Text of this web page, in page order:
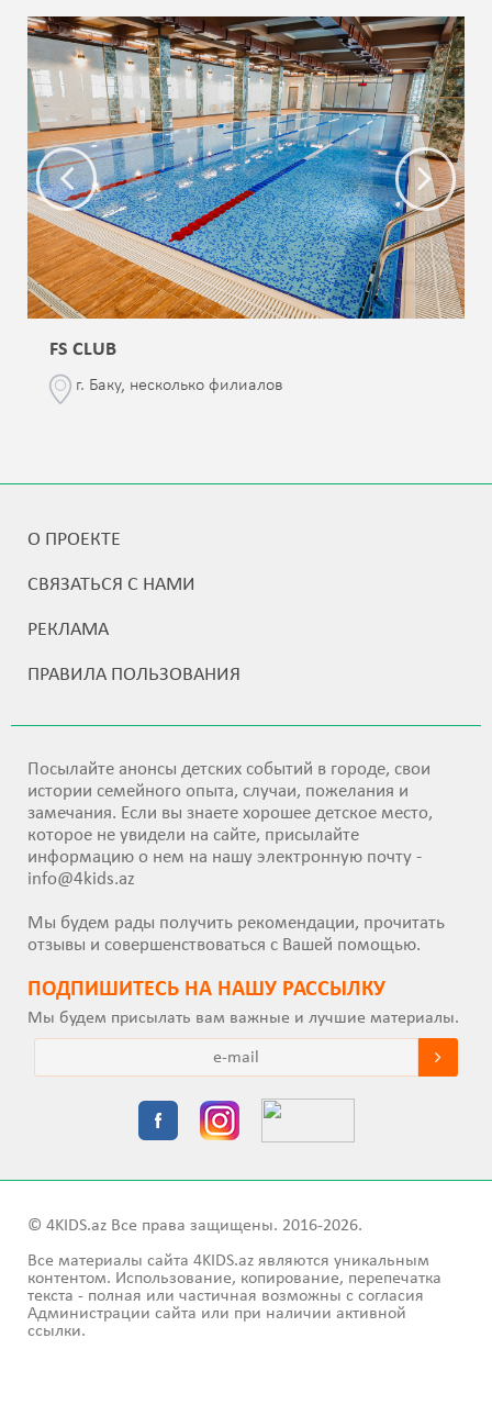
FS CLUB
г. Баку, несколько филиалов
О ПРОЕКТЕ
СВЯЗАТЬСЯ С НАМИ
РЕКЛАМА
ПРАВИЛА ПОЛЬЗОВАНИЯ
Посылайте анонсы детских событий в городе, свои
истории семейного опыта, случаи, пожелания и
замечания. Если вы знаете хорошее детское место,
которое не увидели на сайте, присылайте
информацию о нем на нашу электронную почту -
info@4kids.az
Мы будем рады получить рекомендации, прочитать
отзывы и совершенствоваться с Вашей помощью.
ПОДПИШИТEСЬ НА НАШУ РАССЫЛКУ
Мы будем присылать вам важные и лучшие материалы.
© 4KIDS.az Все права защищены. 2016-2026.
Все материалы сайта 4KIDS.az являются уникальным
контентом. Использование, копирование, перепечатка
текста - полная или частичная возможны с согласия
Администрации сайта или при наличии активной
ссылки.